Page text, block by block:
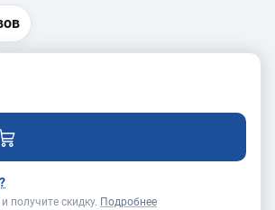
получите скидку. Подробнее